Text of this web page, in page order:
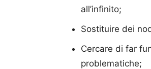
all’infinito;
Sostituire dei
Cercare di far
problematiche;